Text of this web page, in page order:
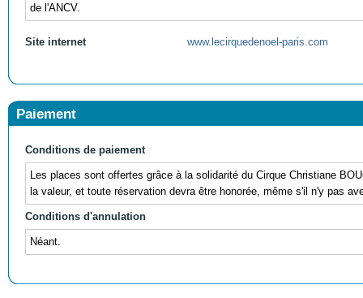
de l'ANCV.
Site internet www.lecirquedenoel-paris.com
Paiement
Conditions de paiement
Les places sont offertes grâce à la solidarité du Cirque Christiane
la valeur, et toute réservation devra être honorée, même s'il n'y pas
Conditions d'annulation
Néant.